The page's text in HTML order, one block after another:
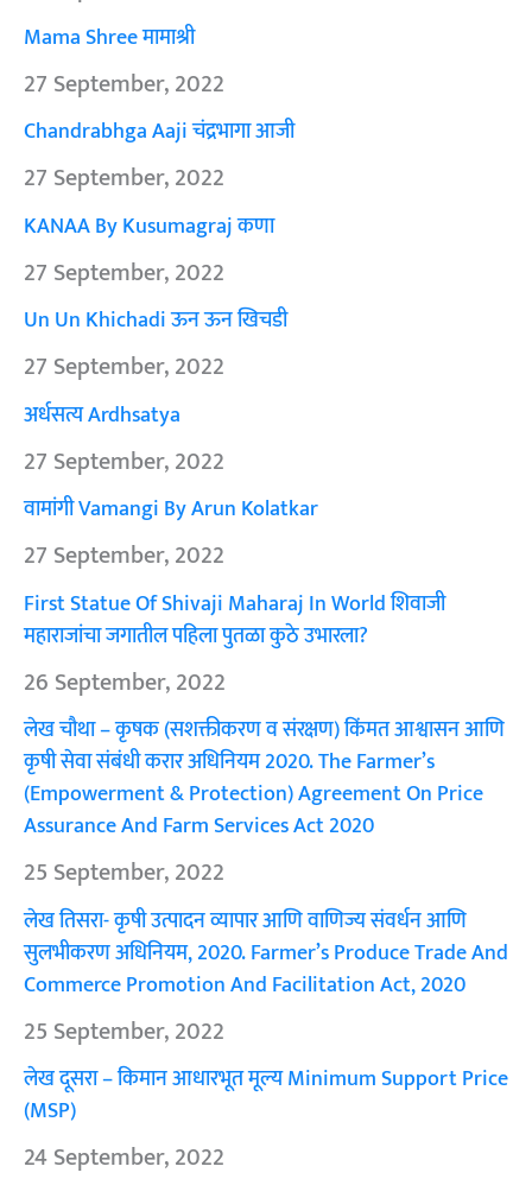
Mama Shree मामाश्री
27 September, 2022
Chandrabhga Aaji चंद्रभागा आजी
27 September, 2022
KANAA By Kusumagraj कणा
27 September, 2022
Un Un Khichadi ऊन ऊन खिचडी
27 September, 2022
अर्धसत्य Ardhsatya
27 September, 2022
वामांगी Vamangi By Arun Kolatkar
27 September, 2022
First Statue Of Shivaji Maharaj In World शिवाजी
महाराजांचा जगातील पहिला पुतळा कुठे उभारला?
26 September, 2022
लेख चौथा – कृषक (सशक्तीकरण व संरक्षण) किंमत आश्वासन आणि
कृषी सेवा संबंधी करार अधिनियम 2020. The Farmer’s
(Empowerment & Protection) Agreement On Price
Assurance And Farm Services Act 2020
25 September, 2022
लेख तिसरा- कृषी उत्पादन व्यापार आणि वाणिज्य संवर्धन आणि
सुलभीकरण अधिनियम, 2020. Farmer’s Produce Trade And
Commerce Promotion And Facilitation Act, 2020
25 September, 2022
लेख दूसरा – किमान आधारभूत मूल्य Minimum Support Price
(MSP)
24 September, 2022